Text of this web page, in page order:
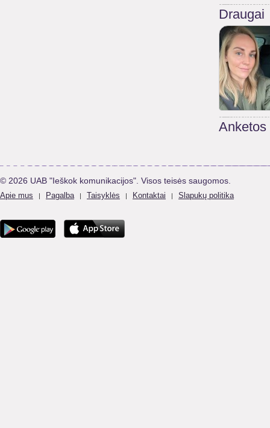
Draugai
Anketos
© 2026 UAB "Ieškok komunikacijos". Visos teisės saugomos.
Apie mus | Pagalba | Taisyklės | Kontaktai | Slapukų politika